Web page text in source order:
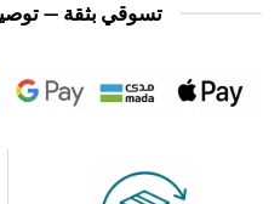
تسوقي بثقة — توصيل